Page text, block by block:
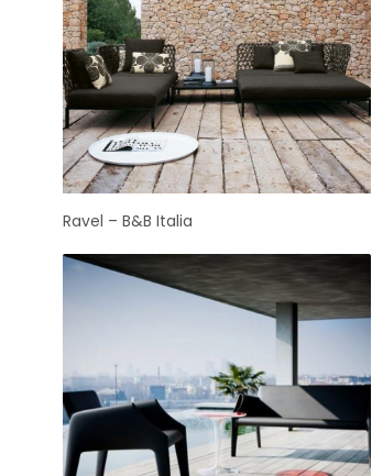
Ravel – B&B Italia